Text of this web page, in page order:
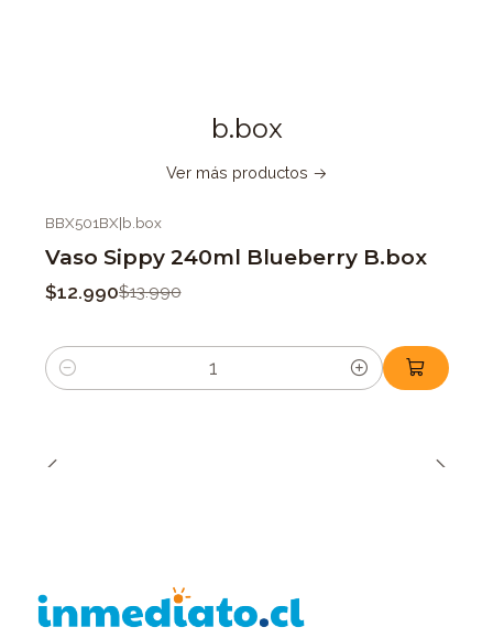
b.box
Ver más productos
BBX501BX|b.box
Vaso Sippy 240ml Blueberry B.box
$12.990$13.990
Cantidad